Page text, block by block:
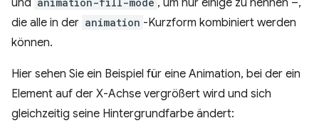
und
, um nur einige zu nennen –,
die alle in der animation -Kurzform kombiniert werden
können.
Hier sehen Sie ein Beispiel für eine Animation, bei der ein
Element auf der X-Achse vergrößert wird und sich
gleichzeitig seine Hintergrundfarbe ändert: